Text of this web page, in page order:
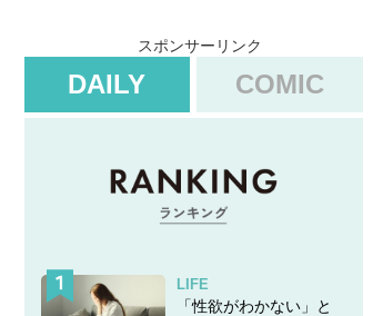
スポンサーリンク
DAILY COMIC
LIFE
「性欲がわかない」と